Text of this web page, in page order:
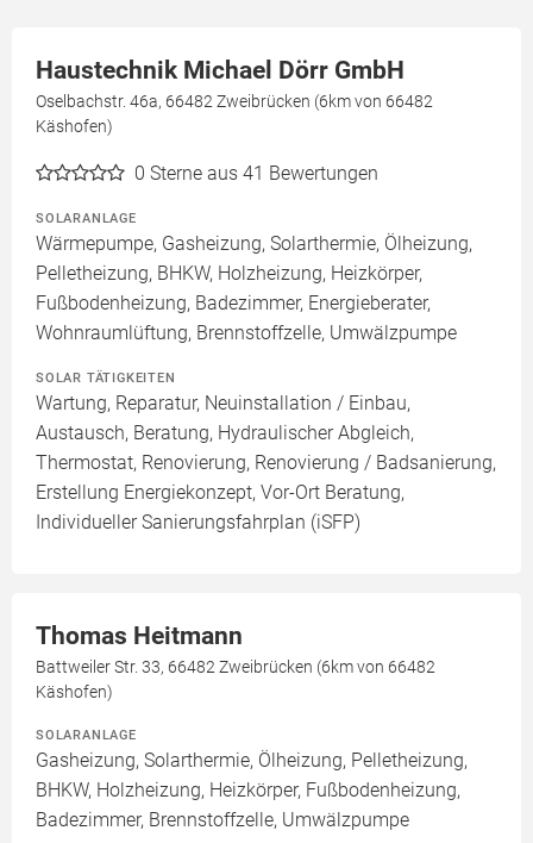
Haustechnik Michael Dörr GmbH
Oselbachstr. 46a, 66482 Zweibrücken (6km von 66482
Käshofen)
0 Sterne aus 41 Bewertungen
SOLARANLAGE
Wärmepumpe, Gasheizung, Solarthermie, Ölheizung,
Pelletheizung, BHKW, Holzheizung, Heizkörper,
Fußbodenheizung, Badezimmer, Energieberater,
Wohnraumlüftung, Brennstoffzelle, Umwälzpumpe
SOLAR TÄTIGKEITEN
Wartung, Reparatur, Neuinstallation / Einbau,
Austausch, Beratung, Hydraulischer Abgleich,
Thermostat, Renovierung, Renovierung / Badsanierung,
Erstellung Energiekonzept, Vor-Ort Beratung,
Individueller Sanierungsfahrplan (iSFP)
Thomas Heitmann
Battweiler Str. 33, 66482 Zweibrücken (6km von 66482
Käshofen)
SOLARANLAGE
Gasheizung, Solarthermie, Ölheizung, Pelletheizung,
BHKW, Holzheizung, Heizkörper, Fußbodenheizung,
Badezimmer, Brennstoffzelle, Umwälzpumpe